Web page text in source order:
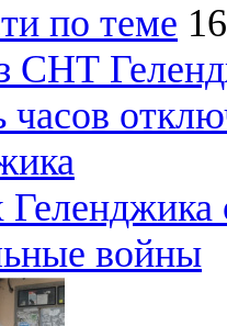
по теме
СНТ
часов
Геленджика
войны